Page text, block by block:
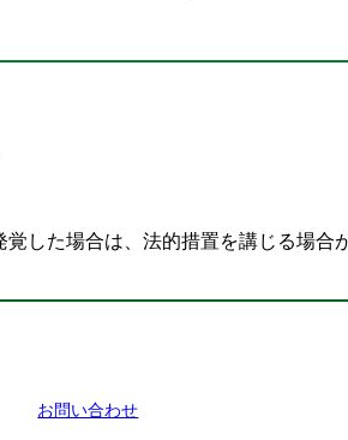
した場合は、法的措置を講じる場合
お問い合わせ